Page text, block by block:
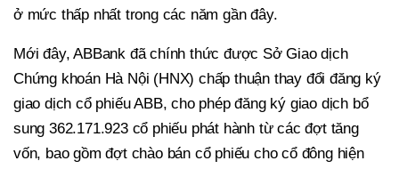
ở mức thấp nhất trong các năm gần đây.
Mới đây, ABBank đã chính thức được Sở Giao dịch
Chứng khoán Hà Nội (HNX) chấp thuận thay đổi đăng ký
giao dịch cổ phiếu ABB, cho phép đăng ký giao dịch bổ
sung 362.171.923 cổ phiếu phát hành từ các đợt tăng
vốn, bao gồm đợt chào bán cổ phiếu cho cổ đông hiện